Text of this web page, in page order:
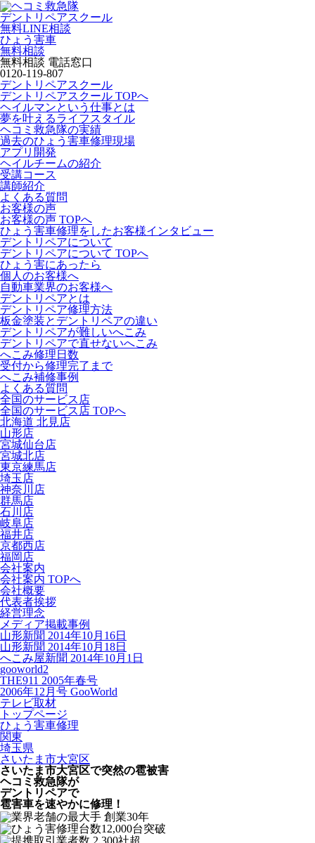
デントリペアスクール
無料LINE相談
ひょう害車
無料相談
無料相談 電話窓口
0120-119-807
デントリペアスクール
デントリペアスクール TOPへ
ヘイルマンという仕事とは
夢を叶えるライフスタイル
ヘコミ救急隊の実績
過去のひょう害車修理現場
アプリ開発
ヘイルチームの紹介
受講コース
講師紹介
よくある質問
お客様の声
お客様の声 TOPへ
ひょう害車修理をしたお客様インタビュー
デントリペアについて
デントリペアについて TOPへ
ひょう害にあったら
個人のお客様へ
自動車業界のお客様へ
デントリペアとは
デントリペア修理方法
板金塗装とデントリペアの違い
デントリペアが難しいへこみ
デントリペアで直せないへこみ
へこみ修理日数
受付から修理完了まで
へこみ補修事例
よくある質問
全国のサービス店
全国のサービス店 TOPへ
北海道 北見店
山形店
宮城仙台店
宮城北店
東京練馬店
埼玉店
神奈川店
群馬店
石川店
岐阜店
福井店
京都西店
福岡店
会社案内
会社案内 TOPへ
会社概要
代表者挨拶
経営理念
メディア掲載事例
山形新聞 2014年10月16日
山形新聞 2014年10月18日
へこみ屋新聞 2014年10月1日
gooworld2
THE911 2005年春号
2006年12月号 GooWorld
テレビ取材
トップページ
ひょう害車修理
関東
埼玉県
さいたま市大宮区
さいたま市大宮区で突然の雹被害
ヘコミ救急隊が
デントリペアで
雹害車を速やかに修理！